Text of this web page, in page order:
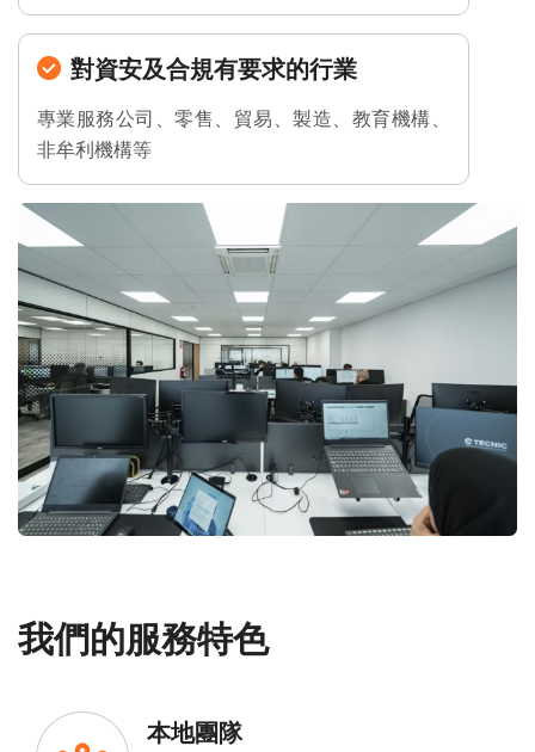
對資安及合規有要求的行業
專業服務公司、零售、貿易、製造、教育機構、
非牟利機構等
我們的服務特色
本地團隊